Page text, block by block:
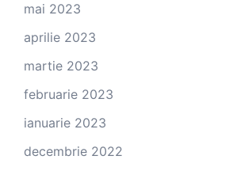
mai 2023
aprilie 2023
martie 2023
februarie 2023
ianuarie 2023
decembrie 2022